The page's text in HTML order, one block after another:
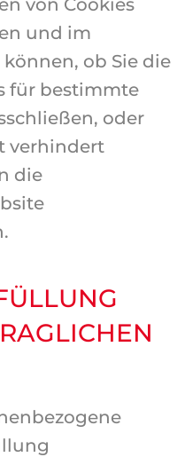
von Cookies
und im
ob Sie die
für bestimmte
oder
verhindert
die